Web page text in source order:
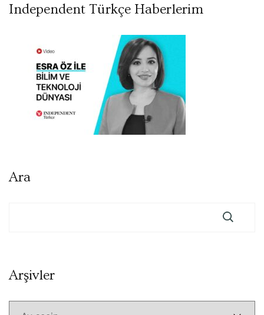
Independent Türkçe Haberlerim
Ara
ArşivlerArşivler